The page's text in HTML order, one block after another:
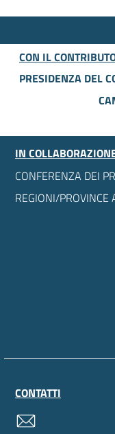
CON IL
PRESIDENZA DEL
IN
CONFERENZA DEI
REGIONI/PROVINCE
CONTATTI